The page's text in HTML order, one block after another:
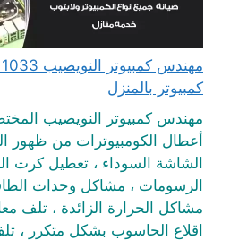
كمبيوتر بالمنزل
مهندس كمبيوتر النويصيب
أعطال الكومبيوترات من ظهور
الشاشة السوداء ، تعطيل كرت
الرسومات ، مشاكل وحدات
مشاكل الحرارة الزائدة ، تلف
اقلاع الحاسوب بشكل متكرر ،